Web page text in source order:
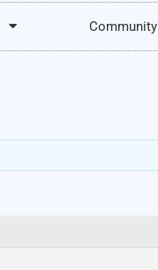
Community